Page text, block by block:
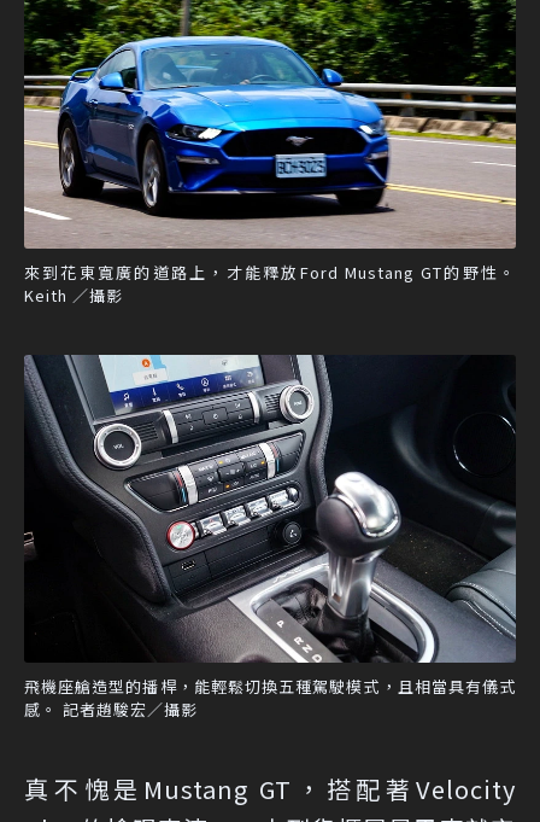
來到花東寬廣的道路上，才能釋放Ford Mustang GT的野性。
Keith ／攝影
飛機座艙造型的播桿，能輕鬆切換五種駕駛模式，且相當具有儀式
感。 記者趙駿宏／攝影
真不愧是Mustang GT，搭配著Velocity